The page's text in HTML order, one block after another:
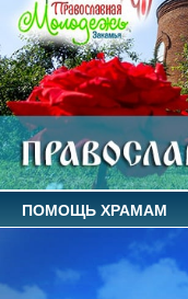
ПОМОЩЬ ХРАМАМ